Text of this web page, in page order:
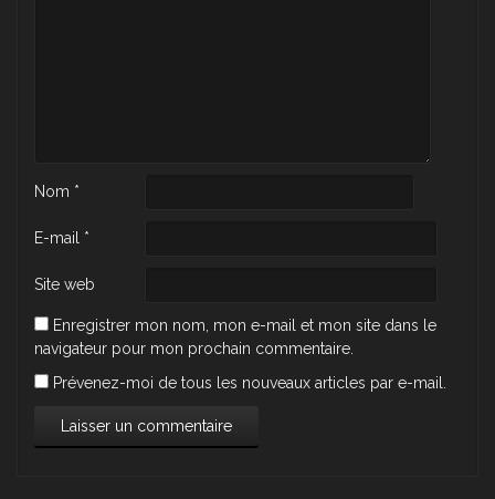
Nom *
E-mail *
Site web
Enregistrer mon nom, mon e-mail et mon site dans le
navigateur pour mon prochain commentaire.
Prévenez-moi de tous les nouveaux articles par e-mail.